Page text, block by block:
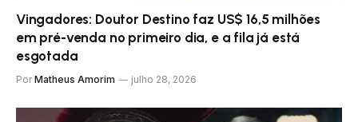
Vingadores: Doutor Destino faz US$ 16,5 milhões
em pré-venda no primeiro dia, e a fila já está
esgotada
Por Matheus Amorim julho 28, 2026